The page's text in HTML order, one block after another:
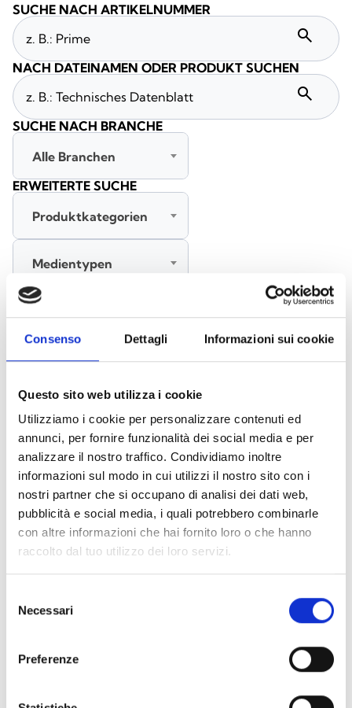
Consenso Dettagli Informazioni sui cookie
Questo sito web utilizza i cookie
Utilizziamo i cookie per personalizzare contenuti ed
annunci, per fornire funzionalità dei social media e per
analizzare il nostro traffico. Condividiamo inoltre
informazioni sul modo in cui utilizzi il nostro sito con i
nostri partner che si occupano di analisi dei dati web,
pubblicità e social media, i quali potrebbero combinarle
con altre informazioni che hai fornito loro o che hanno
raccolto dal tuo utilizzo dei loro servizi.
delNecessari
Preferenze
Zubehör für EB00-Meldersockel - Materialien(47)
Dokumente (6992)
Alle auswählen
Melden Sie sich an, bevor Sie Inhalte über das Symbol
herunterladen lock
SUCHE NACH ARTIKELNUMMER
search
NACH DATEINAMEN ODER PRODUKT SUCHEN
search
SUCHE NACH BRANCHE
Alle Branchen
ERWEITERTE SUCHE
Produktkategorien
Medientypen